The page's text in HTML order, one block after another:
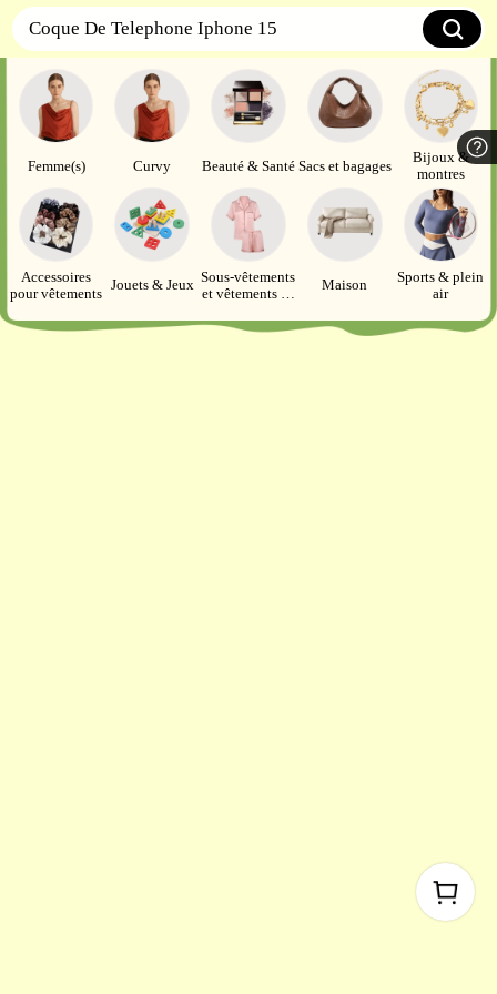
Coque De Telephone Iphone 15
Femme(s) Curvy Beauté & Santé Sacs et bagages
Bijoux &
montres
Accessoires
pour vêtements Jouets & Jeux Sous-vêtements
et vêtements de
Maison
Sports & plein
air